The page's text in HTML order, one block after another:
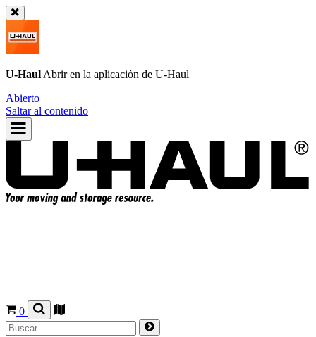
U-Haul Abrir en la aplicación de U-Haul
Abierto
Saltar al contenido
0